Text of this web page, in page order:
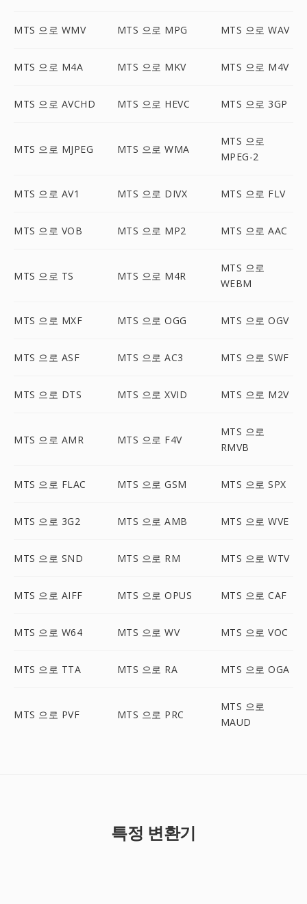
MTS 으로 WMV MTS 으로 MPG MTS 으로 WAV
MTS 으로 M4A MTS 으로 MKV MTS 으로 M4V
MTS 으로 AVCHD MTS 으로 HEVC MTS 으로 3GP
MTS 으로 MJPEG MTS 으로 WMA
MTS 으로
MPEG-2
MTS 으로 AV1 MTS 으로 DIVX MTS 으로 FLV
MTS 으로 VOB MTS 으로 MP2 MTS 으로 AAC
MTS 으로 TS MTS 으로 M4R
MTS 으로
WEBM
MTS 으로 MXF MTS 으로 OGG MTS 으로 OGV
MTS 으로 ASF MTS 으로 AC3 MTS 으로 SWF
MTS 으로 DTS MTS 으로 XVID MTS 으로 M2V
MTS 으로 AMR MTS 으로 F4V
MTS 으로
RMVB
MTS 으로 FLAC MTS 으로 GSM MTS 으로 SPX
MTS 으로 3G2 MTS 으로 AMB MTS 으로 WVE
MTS 으로 SND MTS 으로 RM MTS 으로 WTV
MTS 으로 AIFF MTS 으로 OPUS MTS 으로 CAF
MTS 으로 W64 MTS 으로 WV MTS 으로 VOC
MTS 으로 TTA MTS 으로 RA MTS 으로 OGA
MTS 으로 PVF MTS 으로 PRC
MTS 으로
MAUD
특정 변환기